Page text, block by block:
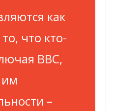
как
что кто-
ВВС,
–